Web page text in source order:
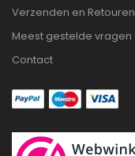
Verzenden en Retouren
Meest gestelde vragen
Contact